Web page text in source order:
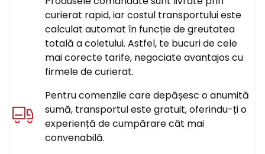
curierat rapid, iar costul transportului este
calculat automat în funcție de greutatea
totală a coletului. Astfel, te bucuri de cele
mai corecte tarife, negociate avantajos cu
firmele de curierat.
Pentru comenzile care depășesc o anumită
sumă, transportul este gratuit, oferindu-ți o
experiență de cumpărare cât mai
convenabilă.